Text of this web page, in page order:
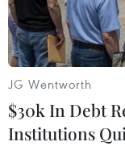
JG Wentworth
$30k In Debt
Institutions